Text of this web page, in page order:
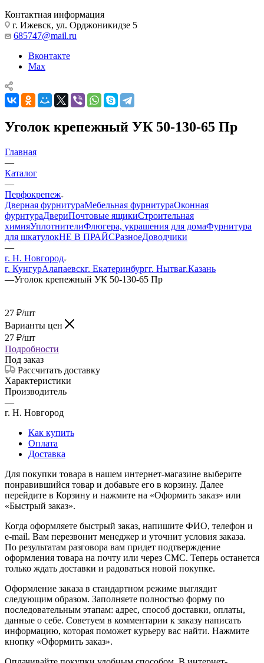
Контактная информация
г. Ижевск, ул. Орджоникидзе 5
685747@mail.ru
Вконтакте
Max
Уголок крепежный УК 50-130-65 Пр
Главная
—
Каталог
—
Перфокрепеж
Дверная фурнитураМебельная фурнитураОконная
фурнтураДвериПочтовые ящикиСтроительная
химияУплотнителиФлюгера, украшения для домаФурнитура
для шкатулокНЕ В ПРАЙСРазноеДоводчики
—
г. Н. Новгород
г. КунгурАлапаевскг. Екатеринбургг. Нытваг.Казань
—Уголок крепежный УК 50-130-65 Пр
27 ₽/шт
Варианты цен
27 ₽/шт
Подробности
Под заказ
Рассчитать доставку
Характеристики
Производитель
—
г. Н. Новгород
Как купить
Оплата
Доставка
Для покупки товара в нашем интернет-магазине выберите
понравившийся товар и добавьте его в корзину. Далее
перейдите в Корзину и нажмите на «Оформить заказ» или
«Быстрый заказ».
Когда оформляете быстрый заказ, напишите ФИО, телефон и
e-mail. Вам перезвонит менеджер и уточнит условия заказа.
По результатам разговора вам придет подтверждение
оформления товара на почту или через СМС. Теперь останется
только ждать доставки и радоваться новой покупке.
Оформление заказа в стандартном режиме выглядит
следующим образом. Заполняете полностью форму по
последовательным этапам: адрес, способ доставки, оплаты,
данные о себе. Советуем в комментарии к заказу написать
информацию, которая поможет курьеру вас найти. Нажмите
кнопку «Оформить заказ».